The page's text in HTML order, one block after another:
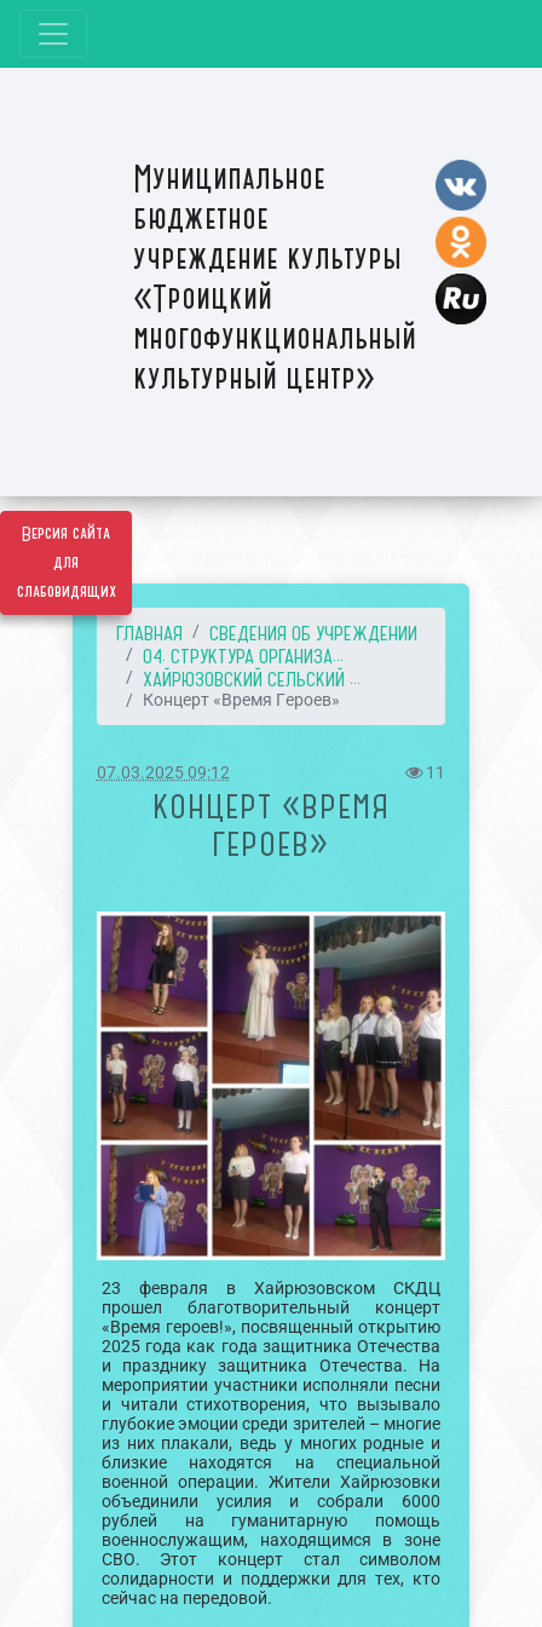
Версия сайта
для
слабовидящих
Муниципальное
бюджетное
учреждение культуры
«Троицкий
многофункциональный
культурный центр»
ГЛАВНАЯ
СВЕДЕНИЯ ОБ УЧРЕЖДЕНИИ
04. СТРУКТУРА ОРГАНИЗА...
ХАЙРЮЗОВСКИЙ СЕЛЬСКИЙ ...
Концерт «Время Героев»
07.03.2025 09:12 11
КОНЦЕРТ «ВРЕМЯ
ГЕРОЕВ»
23 февраля в Хайрюзовском СКДЦ
прошел благотворительный концерт
«Время героев!», посвященный открытию
2025 года как года защитника Отечества
и празднику защитника Отечества. На
мероприятии участники исполняли песни
и читали стихотворения, что вызывало
глубокие эмоции среди зрителей – многие
из них плакали, ведь у многих родные и
близкие находятся на специальной
военной операции. Жители Хайрюзовки
объединили усилия и собрали 6000
рублей на гуманитарную помощь
военнослужащим, находящимся в зоне
СВО. Этот концерт стал символом
солидарности и поддержки для тех, кто
сейчас на передовой.